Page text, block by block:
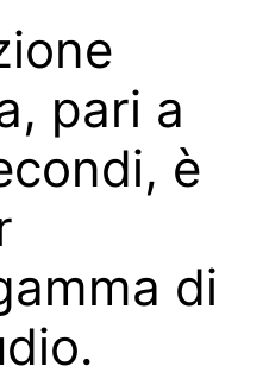
pari a
è
di